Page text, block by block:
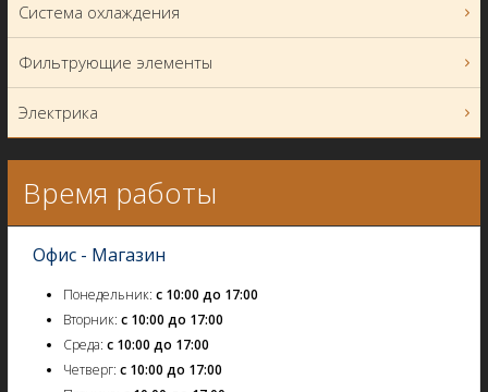
Система охлаждения
Фильтрующие элементы
Электрика
Время работы
Офис - Магазин
Понедельник: с 10:00 до 17:00
Вторник: с 10:00 до 17:00
Среда: с 10:00 до 17:00
Четверг: с 10:00 до 17:00